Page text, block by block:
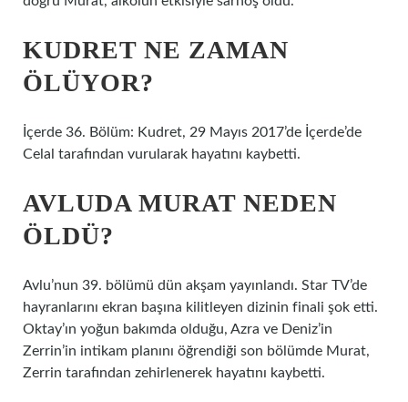
KUDRET NE ZAMAN
ÖLÜYOR?
İçerde 36. Bölüm: Kudret, 29 Mayıs 2017’de İçerde’de
Celal tarafından vurularak hayatını kaybetti.
AVLUDA MURAT NEDEN
ÖLDÜ?
Avlu’nun 39. bölümü dün akşam yayınlandı. Star TV’de
hayranlarını ekran başına kilitleyen dizinin finali şok etti.
Oktay’ın yoğun bakımda olduğu, Azra ve Deniz’in
Zerrin’in intikam planını öğrendiği son bölümde Murat,
Zerrin tarafından zehirlenerek hayatını kaybetti.